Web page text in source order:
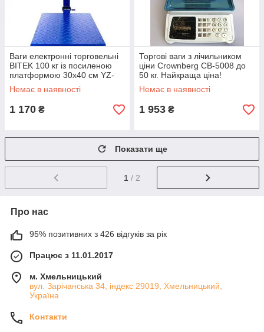
Ваги електронні торговельні
BITEK 100 кг із посиленою
платформою 30х40 см YZ-
909-G5
Немає в наявності
1 170 ₴
Торгові ваги з лічильником
ціни Crownberg CB-5008 до
50 кг. Найкраща ціна!
Немає в наявності
1 953 ₴
Показати ще
1 / 2
Про нас
95% позитивних з 426 відгуків за рік
Працює з 11.01.2017
м. Хмельницький
вул. Зарічанська 34, індекс 29019, Хмельницький,
Україна
Контакти